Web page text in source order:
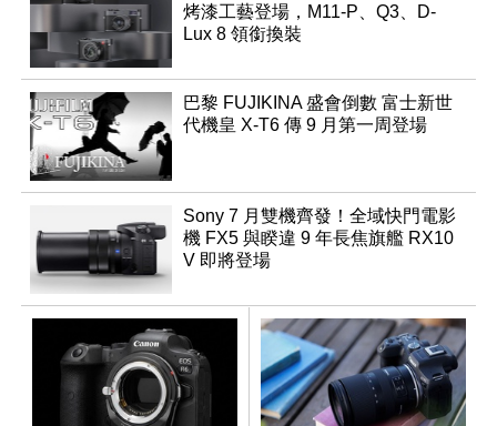
烤漆工藝登場，M11-P、Q3、D-
Lux 8 領銜換裝
巴黎 FUJIKINA 盛會倒數 富士新世
代機皇 X-T6 傳 9 月第一周登場
Sony 7 月雙機齊發！全域快門電影
機 FX5 與睽違 9 年長焦旗艦 RX10
V 即將登場